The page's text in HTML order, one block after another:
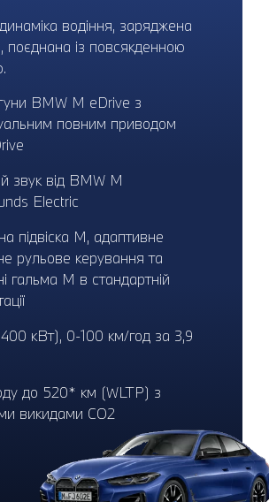
водіння, заряджена
поєднана із повсякденною
BMW M eDrive з
повним приводом
звук від BMW M
Electric
підвіска M, адаптивне
рульове керування та
гальма M в стандартній
кВт), 0-100 км/год за 3,9
до 520* км (WLTP) з
викидами CO2